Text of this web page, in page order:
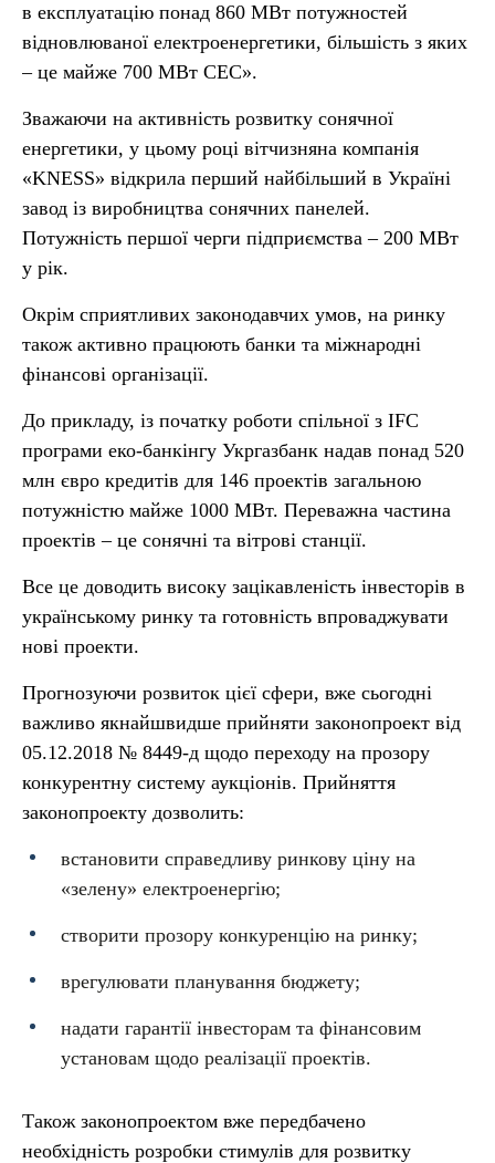
в експлуатацію понад 860 МВт потужностей
відновлюваної електроенергетики, більшість з яких
– це майже 700 МВт СЕС».
Зважаючи на активність розвитку сонячної
енергетики, у цьому році вітчизняна компанія
«KNESS» відкрила перший найбільший в Україні
завод із виробництва сонячних панелей.
Потужність першої черги підприємства – 200 МВт
у рік.
Окрім сприятливих законодавчих умов, на ринку
також активно працюють банки та міжнародні
фінансові організації.
До прикладу, із початку роботи спільної з IFC
програми еко-банкінгу Укргазбанк надав понад 520
млн євро кредитів для 146 проектів загальною
потужністю майже 1000 МВт. Переважна частина
проектів – це сонячні та вітрові станції.
Все це доводить високу зацікавленість інвесторів в
українському ринку та готовність впроваджувати
нові проекти.
Прогнозуючи розвиток цієї сфери, вже сьогодні
важливо якнайшвидше прийняти законопроект від
05.12.2018 № 8449-д щодо переходу на прозору
конкурентну систему аукціонів. Прийняття
законопроекту дозволить:
встановити справедливу ринкову ціну на
«зелену» електроенергію;
створити прозору конкуренцію на ринку;
врегулювати планування бюджету;
надати гарантії інвесторам та фінансовим
установам щодо реалізації проектів.
Також законопроектом вже передбачено
необхідність розробки стимулів для розвитку